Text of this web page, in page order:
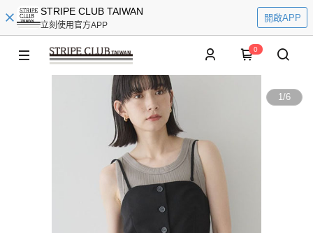
STRIPE CLUB TAIWAN
立刻使用官方APP
開啟APP
0
1/6